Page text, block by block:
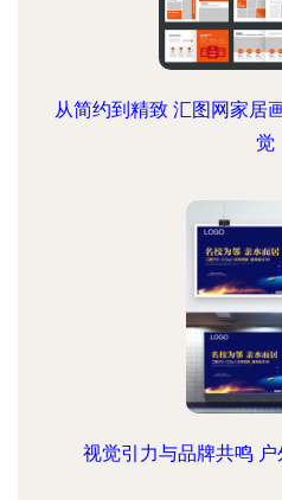
从简约到精致 汇图网家居
觉
视觉引力与品牌共鸣